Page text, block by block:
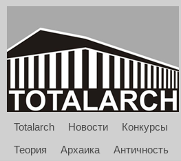
Totalarch Новости Конкурсы
Теория
Архаика Античность